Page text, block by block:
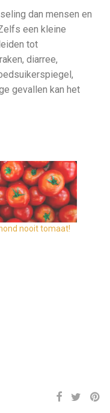
dan mensen en
een kleine
tot
diarree,
gevallen kan het
nooit tomaat!